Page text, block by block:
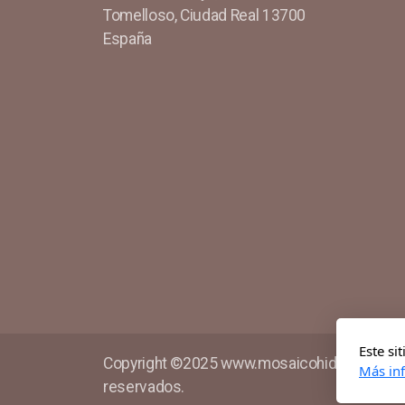
Tomelloso, Ciudad Real 13700
España
Copyright ©2025
reservados.
Este
Más